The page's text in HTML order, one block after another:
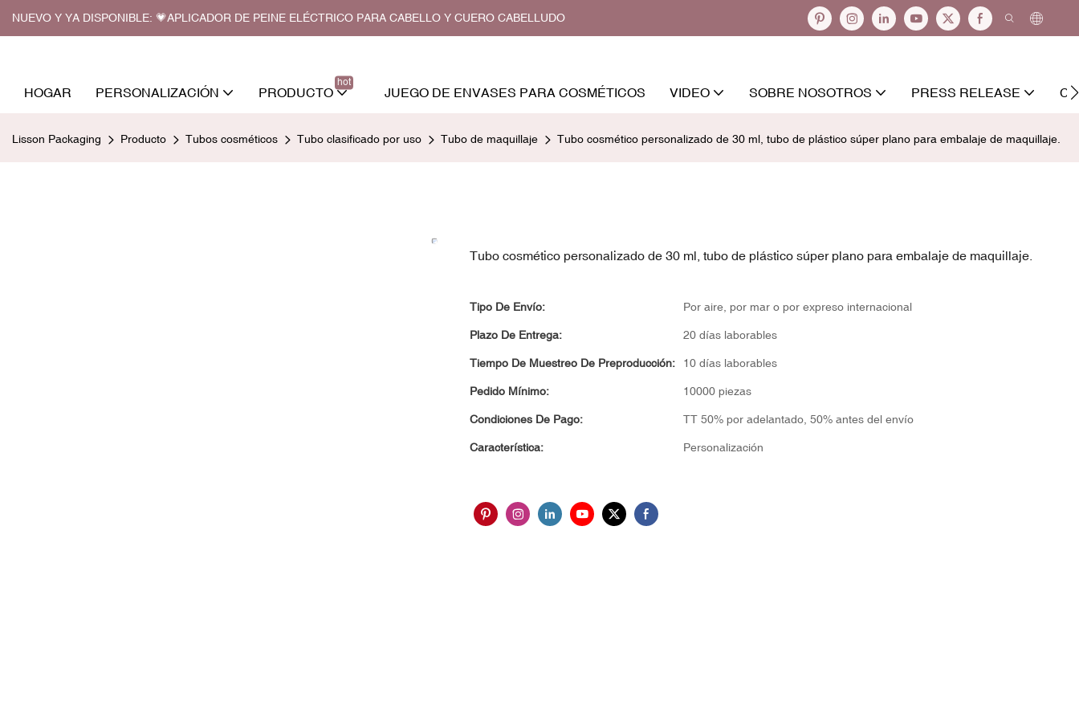
NUEVO Y YA DISPONIBLE: 💗APLICADOR DE PEINE ELÉCTRICO PARA CABELLO Y CUERO CABELLUDO
HOGAR PERSONALIZACIÓN PRODUCTO
hot
JUEGO DE ENVASES PARA COSMÉTICOS VIDEO SOBRE NOSOTROS PRESS RELEASE
Lisson Packaging Producto Tubos cosméticos Tubo clasificado por uso Tubo de maquillaje Tubo cosmético personalizado de 30 ml, tubo de plástico súper plano para embalaje de maquillaje.
Tubo cosmético personalizado de 30 ml, tubo de plástico súper plano para embalaje de maquillaje.
Tipo De Envío: Por aire, por mar o por expreso internacional
Plazo De Entrega: 20 días laborables
Tiempo De Muestreo De Preproducción: 10 días laborables
Pedido Mínimo: 10000 piezas
Condiciones De Pago: TT 50% por adelantado, 50% antes del envío
Característica: Personalización